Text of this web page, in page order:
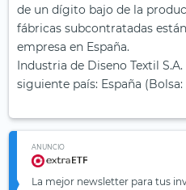
de un dígito bajo de la
fábricas subcontratadas
empresa en España.
Industria de Diseno Textil
siguiente país: España (Bolsa:
ANUNCIO
La mejor newsletter para tus